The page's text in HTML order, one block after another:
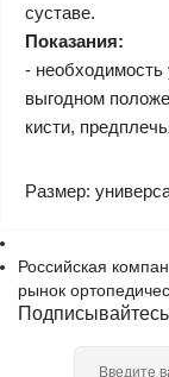
суставе.
Показания:
-
выгодном
кисти,
Размер:
Российская
рынок